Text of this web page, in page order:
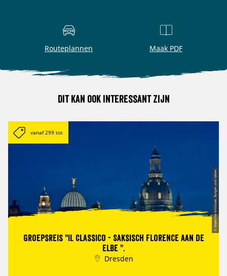
Routeplannen Maak PDF
Dit kan ook interessant zijn
vanaf 299 tot
Groepsreis "IL Classico - Saksisch Florence aan de
Elbe ".
Dresden
© Staatliche Schlösser, Burgen und Gärten